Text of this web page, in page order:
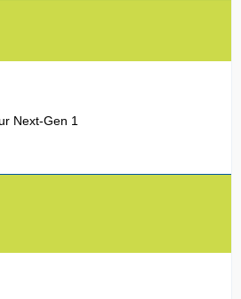
Next-Gen 1